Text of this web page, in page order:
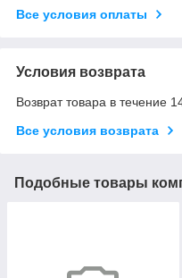
Все условия оплаты
Условия возврата
Возврат товара в течение
Все условия возврата
Подобные товары